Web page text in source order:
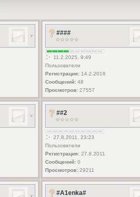
####
11.2.2025, 9:49
Пользователи
Регистрация:14.2.2018
Сообщений:48
Просмотров:27557
##2
27.8.2011, 23:23
Пользователи
Регистрация:27.8.2011
Сообщений:0
Просмотров:29211
#A1enka#